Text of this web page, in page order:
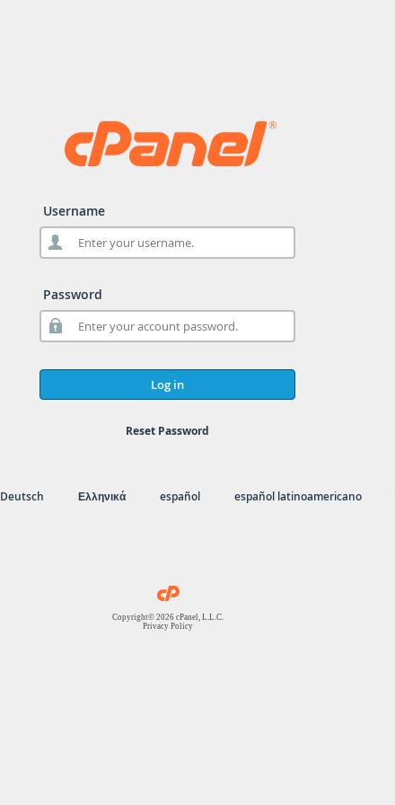
Username
Password
Log in
Reset Password
Deutsch Ελληνικά español español latinoamericano
Copyright© 2026 cPanel, L.L.C.
Privacy Policy